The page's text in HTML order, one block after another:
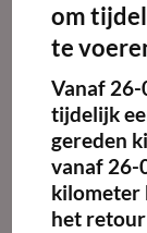
Franse
om
te
Vanaf 26-
tijdelijk
gereden
vanaf 26-
kilometer
het